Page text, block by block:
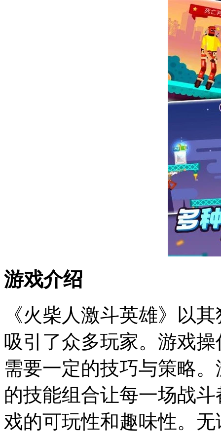
游戏介绍
《火柴人激斗英雄》以
吸引了众多玩家。游戏
需要一定的技巧与策略
的技能组合让每一场战
戏的可玩性和趣味性。